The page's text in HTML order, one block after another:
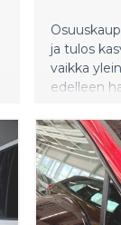
ja tulos
vaikka
edelleen
määrä on
kesäkuun
20,2